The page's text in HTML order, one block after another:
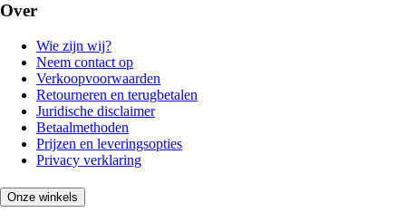
Over
Wie zijn wij?
Neem contact op
Verkoopvoorwaarden
Retourneren en terugbetalen
Juridische disclaimer
Betaalmethoden
Prijzen en leveringsopties
Privacy verklaring
Onze winkels